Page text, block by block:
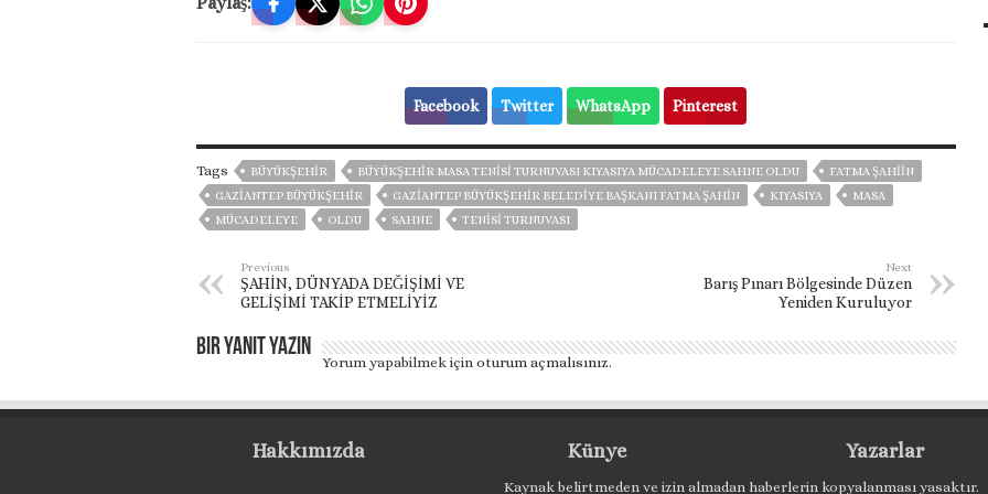
Facebook Twitter WhatsApp Pinterest
Tags BÜYÜKŞEHİR BÜYÜKŞEHİR MASA TENİSİ TURNUVASI KIYASIYA MÜCADELEYE SAHNE OLDU
FATMA ŞAHİİN
GAZİANTEP BÜYÜKŞEHİR
GAZIANTEP BÜYÜKŞEHIR BELEDIYE BAŞKANI FATMA ŞAHIN KIYASIYA
MASA
MÜCADELEYE
OLDU SAHNE TENİSİ TURNUVASI
Previous
ŞAHİN, DÜNYADA DEĞİŞİMİ VE
GELİŞİMİ TAKİP ETMELİYİZ
Next
Barış Pınarı Bölgesinde Düzen
Yeniden Kuruluyor
Bir yanıt yazın
Yorum yapabilmek için oturum açmalısınız.
Hakkımızda Künye Yazarlar
Kaynak belirtmeden ve izin almadan haberlerin kopyalanması yasaktır.